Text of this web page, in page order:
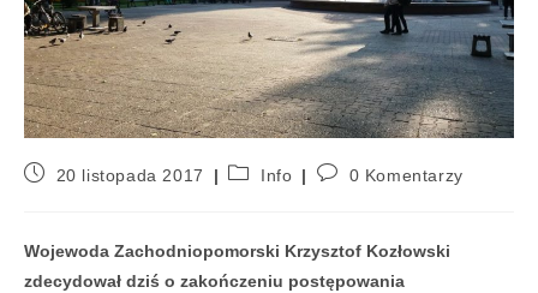
20 listopada 2017 Info 0 Komentarzy
Wojewoda Zachodniopomorski Krzysztof Kozłowski
zdecydował dziś o zakończeniu postępowania